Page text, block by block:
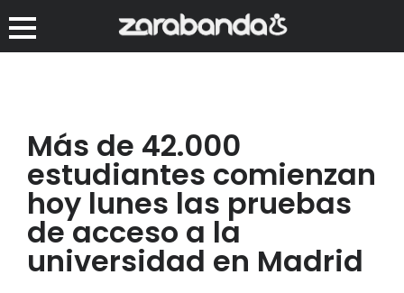
Más de 42.000
estudiantes comienzan
hoy lunes las pruebas
de acceso a la
universidad en Madrid